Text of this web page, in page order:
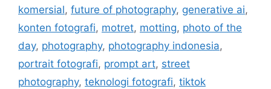
o
r
i
s
s
komersial, future of photography, generative ai,
konten fotografi, motret, motting, photo of the
day, photography, photography indonesia,
portrait fotografi, prompt art, street
photography, teknologi fotografi, tiktok